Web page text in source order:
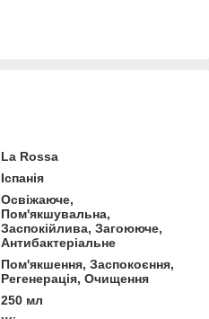
La Rossa
Іспанія
Освіжаюче,
Пом'якшувальна,
Заспокійлива, Загоююче,
Антибактеріальне
Пом'якшення, Заспокоєння,
Регенерація, Очищення
250 мл